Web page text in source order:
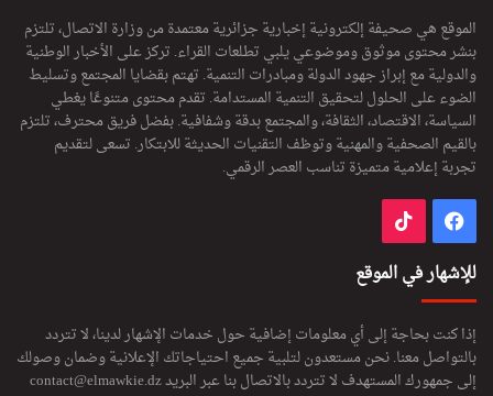
الموقع هي صحيفة إلكترونية إخبارية جزائرية معتمدة من وزارة الاتصال، تلتزم
بنشر محتوى موثوق وموضوعي يلبي تطلعات القراء. تركز على الأخبار الوطنية
والدولية مع إبراز جهود الدولة ومبادرات التنمية. تهتم بقضايا المجتمع وتسليط
الضوء على الحلول لتحقيق التنمية المستدامة. تقدم محتوى متنوعًا يغطي
السياسة، الاقتصاد، الثقافة، والمجتمع بدقة وشفافية. بفضل فريق محترف، تلتزم
بالقيم الصحفية والمهنية وتوظف التقنيات الحديثة للابتكار. تسعى لتقديم
تجربة إعلامية متميزة تناسب العصر الرقمي.
فيسبوك
للإشهار في الموقع
إذا كنت بحاجة إلى أي معلومات إضافية حول خدمات الإشهار لدينا، لا تتردد
بالتواصل معنا. نحن مستعدون لتلبية جميع احتياجاتك الإعلانية وضمان وصولك
إلى جمهورك المستهدف لا تتردد بالاتصال بنا عبر البريدcontact@elmawkie.dz